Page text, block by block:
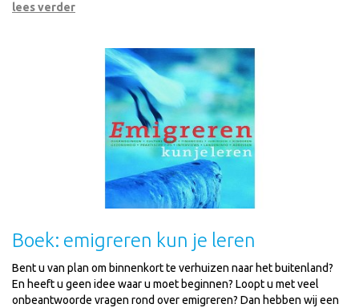
lees verder
Boek: emigreren kun je leren
Bent u van plan om binnenkort te verhuizen naar het buitenland?
En heeft u geen idee waar u moet beginnen? Loopt u met veel
onbeantwoorde vragen rond over emigreren? Dan hebben wij een